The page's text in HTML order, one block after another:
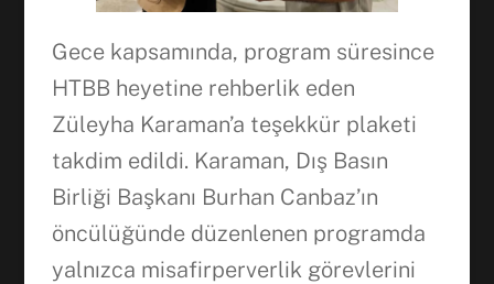
Gece kapsamında, program süresince
HTBB heyetine rehberlik eden
Züleyha Karaman’a teşekkür plaketi
takdim edildi. Karaman, Dış Basın
Birliği Başkanı Burhan Canbaz’ın
öncülüğünde düzenlenen programda
yalnızca misafirperverlik görevlerini